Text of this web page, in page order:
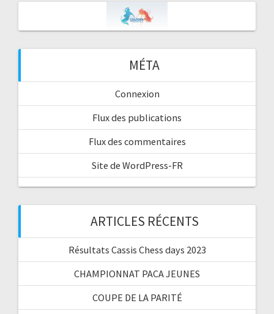
MÉTA
Connexion
Flux des publications
Flux des commentaires
Site de WordPress-FR
ARTICLES RÉCENTS
Résultats Cassis Chess days 2023
CHAMPIONNAT PACA JEUNES
COUPE DE LA PARITÉ